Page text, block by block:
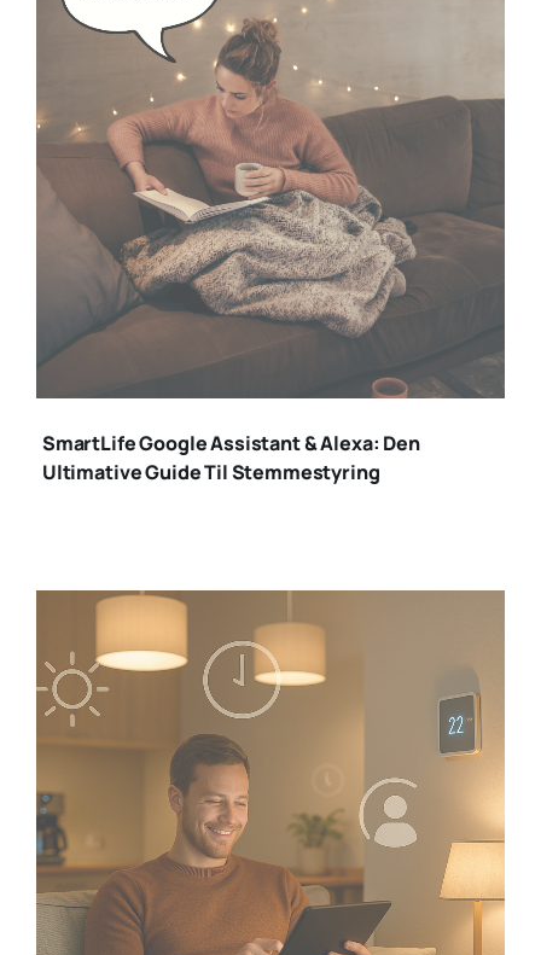
google assistant
smartlife
SmartLife Google Assistant & Alexa: Den
Ultimative Guide Til Stemmestyring